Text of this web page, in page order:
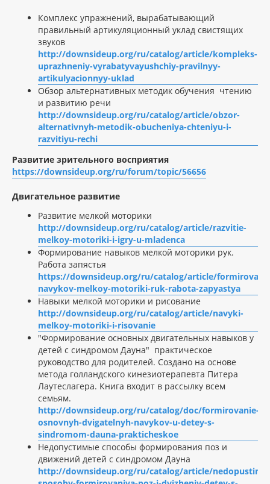
Комплекс упражнений, вырабатывающий
правильный артикуляционный уклад свистящих
звуков
http://downsideup.org/ru/catalog/article/kompleks-
uprazhneniy-vyrabatyvayushchiy-pravilnyy-
artikulyacionnyy-uklad
Обзор альтернативных методик обучения чтению
и развитию речи
http://downsideup.org/ru/catalog/article/obzor-
alternativnyh-metodik-obucheniya-chteniyu-i-
razvitiyu-rechi
Развитие зрительного восприятия
https://downsideup.org/ru/forum/topic/56656
Двигательное развитие
Развитие мелкой моторики
http://downsideup.org/ru/catalog/article/razvitie-
melkoy-motoriki-i-igry-u-mladenca
Формирование навыков мелкой моторики рук.
Работа запястья
https://downsideup.org/ru/catalog/article/
navykov-melkoy-motoriki-ruk-rabota-zapyastya
Навыки мелкой моторики и рисование
http://downsideup.org/ru/catalog/article/navyki-
melkoy-motoriki-i-risovanie
"Формирование основных двигательных навыков у
детей с синдромом Дауна" практическое
руководство для родителей. Создано на основе
метода голландского кинезиотерапевта Питера
Лаутеслагера. Книга входит в рассылку всем
семьям.
http://downsideup.org/ru/catalog/doc/formirovanie-
osnovnyh-dvigatelnyh-navykov-u-detey-s-
sindromom-dauna-prakticheskoe
Недопустимые способы формирования поз и
движений детей с синдромом Дауна
http://downsideup.org/ru/catalog/article/